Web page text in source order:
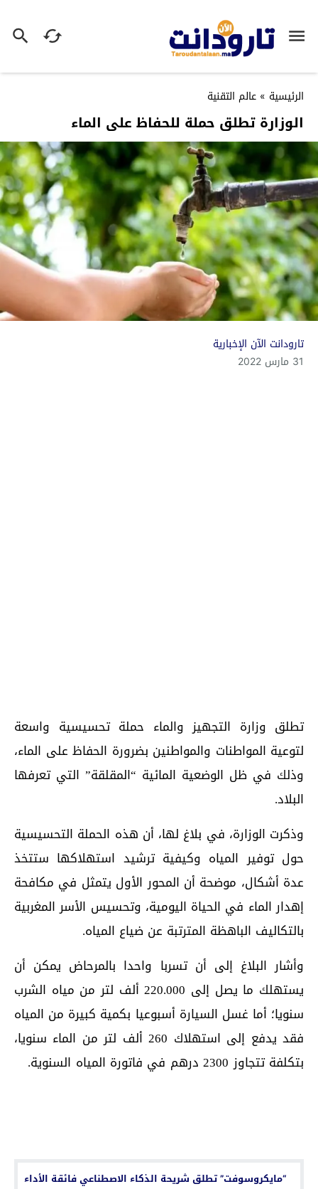
الرئيسية » عالم التقنية
الوزارة تطلق حملة للحفاظ على الماء
تارودانت الآن الإخبارية
31 مارس 2022
تطلق وزارة التجهيز والماء حملة تحسيسية واسعة
لتوعية المواطنات والمواطنين بضرورة الحفاظ على الماء،
وذلك في ظل الوضعية المائية “المقلقة” التي تعرفها
البلاد.
وذكرت الوزارة، في بلاغ لها، أن هذه الحملة التحسيسية
حول توفير المياه وكيفية ترشيد استهلاكها ستتخذ
عدة أشكال، موضحة أن المحور الأول يتمثل في مكافحة
إهدار الماء في الحياة اليومية، وتحسيس الأسر المغربية
بالتكاليف الباهظة المترتبة عن ضياع المياه.
وأشار البلاغ إلى أن تسربا واحدا بالمرحاض يمكن أن
يستهلك ما يصل إلى 220.000 ألف لتر من مياه الشرب
سنويا؛ أما غسل السيارة أسبوعيا بكمية كبيرة من المياه
فقد يدفع إلى استهلاك 260 ألف لتر من الماء سنويا،
بتكلفة تتجاوز 2300 درهم في فاتورة المياه السنوية.
“مايكروسوفت” تطلق شريحة الذكاء الاصطناعي فائقة الأداء